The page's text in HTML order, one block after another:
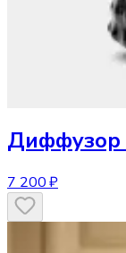
Диффузор
7 200 ₽